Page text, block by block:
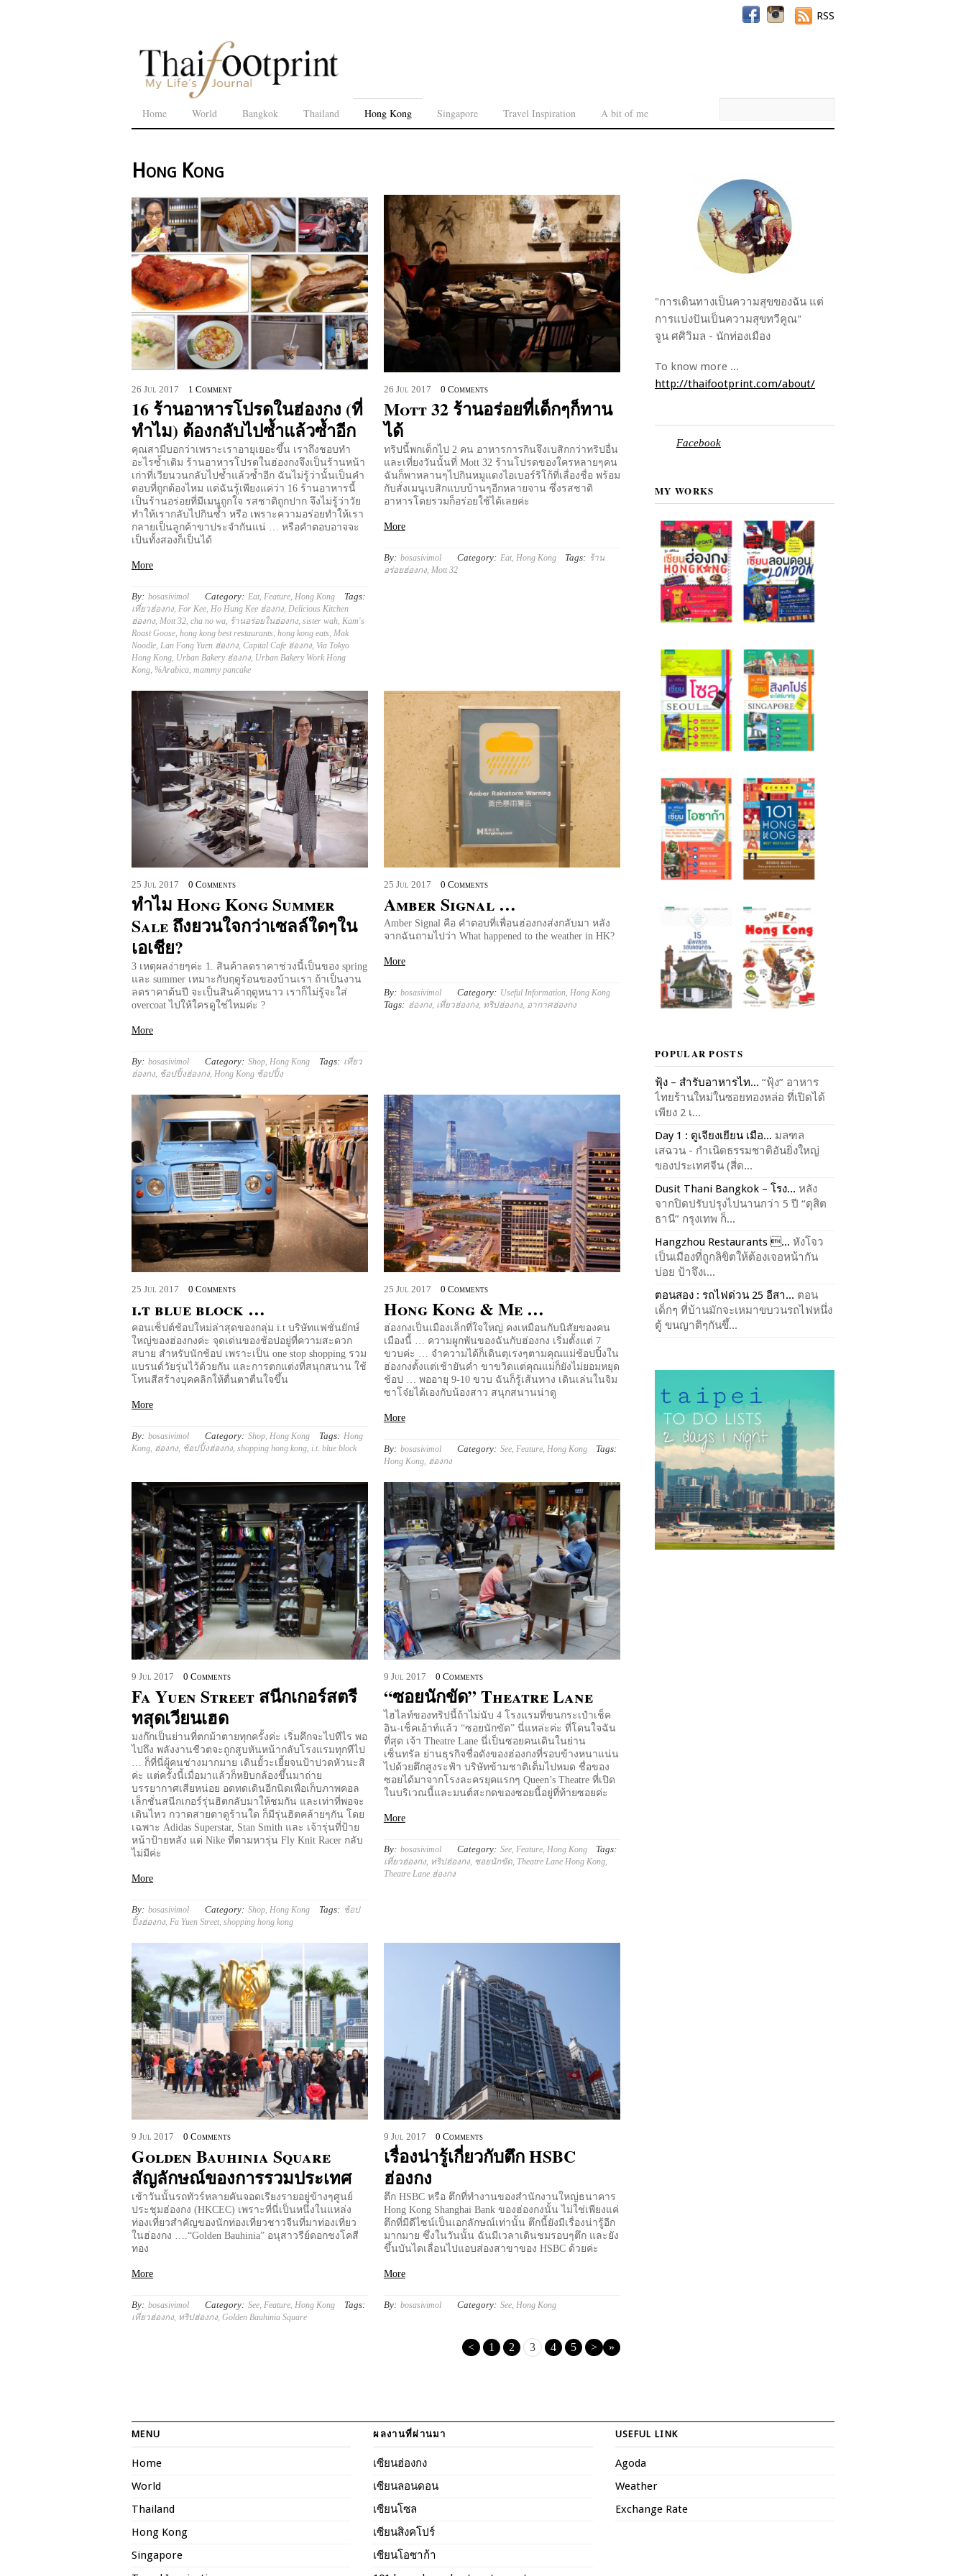
Home World Bangkok Thailand Hong Kong Singapore Travel Inspiration A bit of me
RSS
Hong Kong
26 Jul 2017 1 Comment
16 ร้านอาหารโปรดในฮ่องกง (ที่
ทำไม) ต้องกลับไปซ้ำแล้วซ้ำอีก
คุณสามีบอกว่าเพราะเราอายุเยอะขึ้น เราถึงชอบทำ
อะไรซ้ำเดิม ร้านอาหารโปรดในฮ่องกงจึงเป็นร้านหน้า
เก่าที่เวียนวนกลับไปซ้ำแล้วซ้ำอีก ฉันไม่รู้ว่านั้นเป็นคำ
ตอบที่ถูกต้องไหม แต่ฉันรู้เพียงแค่ว่า 16 ร้านอาหารนี้
เป็นร้านอร่อยที่มีเมนูถูกใจ รสชาติถูกปาก จึงไม่รู้ว่าวัย
ทำให้เรากลับไปกินซ้ำ หรือ เพราะความอร่อยทำให้เรา
กลายเป็นลูกค้าขาประจำกันแน่ … หรือคำตอบอาจจะ
เป็นทั้งสองก็เป็นได้
More
By: bosasivimol Category: Eat, Feature Hong Kong Tags:
เที่ยวฮ่องกง, For Kee Ho Hung Kee ฮ่องกง, Delicious Kitchen
ฮ่องกง, Mott 32 cha no wa ร้านอร่อยในฮ่องกง, sister wah Kam's
Roast Goose hong kong best restaurants hong kong eats Mak
Noodle Lan Fong Yuen ฮ่องกง, Capital Cafe ฮ่องกง, Via Tokyo
Hong Kong Urban Bakery ฮ่องกง, Urban Bakery Work Hong
Kong %Arabica mammy pancake
26 Jul 2017 0 Comments
Mott 32 ร้านอร่อยที่เด็กๆก็ทาน
ได้
ทริปนี้พกเด็กไป 2 คน อาหารการกินจึงเบสิกกว่าทริปอื่น
และเที่ยงวันนั้นที่ Mott 32 ร้านโปรดของใครหลายๆคน
ฉันก็พาหลานๆไปกินหมูแดงไอเบอร์ริโก้ที่เลื่องชื่อ พร้อม
กับสั่งเมนูเบสิกแบบบ้านๆอีกหลายจาน ซึ่งรสชาติ
อาหารโดยรวมก็อร่อยใช้ได้เลยค่ะ
More
By: bosasivimol Category: Eat, Hong Kong Tags: ร้าน
อร่อยฮ่องกง, Mott 32
25 Jul 2017 0 Comments
ทำไม Hong Kong Summer
Sale ถึงยวนใจกว่าเซลล์ใดๆใน
เอเชีย?
3 เหตุผลง่ายๆค่ะ 1. สินค้าลดราคาช่วงนี้เป็นของ spring
และ summer เหมาะกับฤดูร้อนของบ้านเรา ถ้าเป็นงาน
ลดราคาต้นปี จะเป็นสินค้าฤดูหนาว เราก็ไม่รู้จะใส่
overcoat ไปให้ใครดูใช่ไหมค่ะ ?
More
By: bosasivimol Category: Shop,Hong Kong Tags: เที่ยว
ฮ่องกง, ช้อปปิ้งฮ่องกง, Hong Kong ช้อปปิ้ง
25 Jul 2017 0 Comments
Amber Signal …
Amber Signal คือ คำตอบที่เพื่อนฮ่องกงส่งกลับมา หลัง
จากฉันถามไปว่า What happened to the weather in HK?
More
By: bosasivimol Category: Useful Information, Hong Kong
Tags: ฮ่องกง, เที่ยวฮ่องกง, ทริปฮ่องกง, อากาศฮ่องกง
25 Jul 2017 0 Comments
i.t blue block …
คอนเซ็ปต์ช้อปใหม่ล่าสุดของกลุ่ม i.t บริษัทแฟชั่นยักษ์
ใหญ่ของฮ่องกงค่ะ จุดเด่นของช้อปอยู่ที่ความสะดวก
สบาย สำหรับนักช้อป เพราะเป็น one stop shopping รวม
แบรนด์วัยรุ่นไว้ด้วยกัน และการตกแต่งที่สนุกสนาน ใช้
โทนสีสร้างบุคคลิกให้ตื่นตาตื่นใจขึ้น
More
By: bosasivimol Category: Shop,Hong Kong Tags: Hong
Kong, ฮ่องกง, ช้อปปิ้งฮ่องกง, shopping hong kong, i.t. blue block
25 Jul 2017 0 Comments
Hong Kong & Me …
ฮ่องกงเป็นเมืองเล็กที่ใจใหญ่ คงเหมือนกับนิสัยของคน
เมืองนี้ … ความผูกพันของฉันกับฮ่องกง เริ่มตั้งแต่ 7
ขวบค่ะ … จำความได้ก็เดินตุเรงๆตามคุณแม่ช้อปปิ้งใน
ฮ่องกงตั้งแต่เช้ายันค่ำ ขาขวิดแต่คุณแม่ก็ยังไม่ยอมหยุด
ช้อป … พออายุ 9-10 ขวบ ฉันก็รู้เส้นทาง เดินเล่นในจิม
ซาโจ๋ยได้เองกับน้องสาว สนุกสนานน่าดู
More
By: bosasivimol Category: See, Feature, Hong Kong Tags:
Hong Kong, ฮ่องกง
9 Jul 2017 0 Comments
Fa Yuen Street สนีกเกอร์สตรี
ทสุดเวียนเฮด
มงก๊กเป็นย่านที่ตกม้าตายทุกครั้งค่ะ เริ่มคึกจะไปทีไร พอ
ไปถึง พลังงานชีวตจะถูกสูบหันหน้ากลับโรงแรมทุกทีไป
… ก็ที่นี่ผู้คนช่างมากมาย เดินยั้วะเยี้ยจนป้าปวดหัวนะสิ
ค่ะ แต่ครั้งนี้เมื่อมาแล้วก็หยิบกล้องขึ้นมาถ่าย
บรรยากาศเสียหน่อย อดทดเดินอีกนิดเพื่อเก็บภาพคอล
เล็กชั่นสนีกเกอร์รุ่นฮิตกลับมาให้ชมกัน และเท่าที่พอจะ
เดินไหว กวาดสายตาดูร้านใด ก็มีรุ่นฮิตคล้ายๆกัน โดย
เฉพาะ Adidas Superstar, Stan Smith และ เจ้ารุ่นที่ป้าย
หน้าป้ายหลัง แต่ Nike ที่ตามหารุ่น Fly Knit Racer กลับ
ไม่มีค่ะ
More
By: bosasivimol Category: Shop Hong Kong Tags: ช้อป
ปิ้งฮ่องกง, Fa Yuen Street, shopping hong kong
9 Jul 2017 0 Comments
“ซอยนักขัด” Theatre Lane
ไฮไลท์ของทริปนี้ถ้าไม่นับ 4 โรงแรมที่ขนกระเป๋าเช็ค
อิน-เช็คเอ้าท์แล้ว “ซอยนักขัด” นี่แหล่ะค่ะ ที่โดนใจฉัน
ที่สุด เจ้า Theatre Lane นี่เป็นซอยคนเดินในย่าน
เซ็นทรัล ย่านธุรกิจชื่อดังของฮ่องกงที่รอบข้างหนาแน่น
ไปด้วยตึกสูงระฟ้า บริษัทข้ามชาติเต็มไปหมด ชื่อของ
ซอยได้มาจากโรงละครยุคแรกๆ Queen’s Theatre ที่เปิด
ในบริเวณนี้และมนต์สะกดของซอยนี้อยู่ที่ท้ายซอยค่ะ
More
By: bosasivimol Category: See, Feature, Hong Kong Tags:
เที่ยวฮ่องกง, ทริปฮ่องกง, ซอยนักขัด, Theatre Lane Hong Kong,
Theatre Lane ฮ่องกง
9 Jul 2017 0 Comments
Golden Bauhinia Square
สัญลักษณ์ของการรวมประเทศ
เช้าวันนั้นรถทัวร์หลายคันจอดเรียงรายอยู่ข้างๆศูนย์
ประชุมฮ่องกง (HKCEC) เพราะที่นี่เป็นหนึ่งในแหล่ง
ท่องเที่ยวสำคัญของนักท่องเที่ยวชาวจีนที่มาท่องเที่ยว
ในฮ่องกง ….“Golden Bauhinia” อนุสาวรีย์ดอกชงโคสี
ทอง
More
By: bosasivimol Category: See,Feature,Hong Kong Tags:
เที่ยวฮ่องกง, ทริปฮ่องกง, Golden Bauhinia Square
9 Jul 2017 0 Comments
เรื่องน่ารู้เกี่ยวกับตึก HSBC
ฮ่องกง
ตึก HSBC หรือ ตึกที่ทำงานของสำนักงานใหญ่ธนาคาร
Hong Kong Shanghai Bank ของฮ่องกงนั้น ไม่ใช่เพียงแค่
ตึกที่มีดีไซน์เป็นเอกลักษณ์เท่านั้น ตึกนี้ยังมีเรื่องน่ารู้อีก
มากมาย ซึ่งในวันนั้น ฉันมีเวลาเดินชมรอบๆตึก และยัง
ขึ้นบันไดเลื่อนไปแอบส่องสาขาของ HSBC ด้วยค่ะ
More
By: bosasivimol Category: See, Hong Kong
< 1 2 3 4 5 > »
"การเดินทางเป็นความสุขของฉัน แต่
การแบ่งปันเป็นความสุขทวีคูณ"
จูน ศศิวิมล - นักท่องเมือง
To know more ...
http://thaifootprint.com/about/
Facebook
MY WORKS
POPULAR POSTS
ฟุ้ง – สำรับอาหารไท... “ฟุ้ง” อาหาร
ไทยร้านใหม่ในซอยทองหล่อ ที่เปิดได้
เพียง 2 เ...
Day 1 : ตูเจียงเยียน เมือ... มลฑล
เสฉวน - กำเนิดธรรมชาติอันยิ่งใหญ่
ของประเทศจีน (สี่ด...
Dusit Thani Bangkok – โรง... หลัง
จากปิดปรับปรุงไปนานกว่า 5 ปี “ดุสิต
ธานี” กรุงเทพ ก็...
Hangzhou Restaurants ... หังโจว
เป็นเมืองที่ถูกลิขิตให้ต้องเจอหน้ากัน
บ่อย ป้าจึงเ...
ตอนสอง : รถไฟด่วน 25 อีสา... ตอน
เด็กๆ ที่บ้านมักจะเหมาขบวนรถไฟหนึ่ง
ตู้ ขนญาติๆกันขึ้...
MENU
Home
World
Thailand
Hong Kong
Singapore
ผลงานที่ผ่านมา
เซียนฮ่องกง
เซียนลอนดอน
เซียนโซล
เซียนสิงคโปร์
เซียนโอซาก้า
USEFUL LINK
Agoda
Weather
Exchange Rate